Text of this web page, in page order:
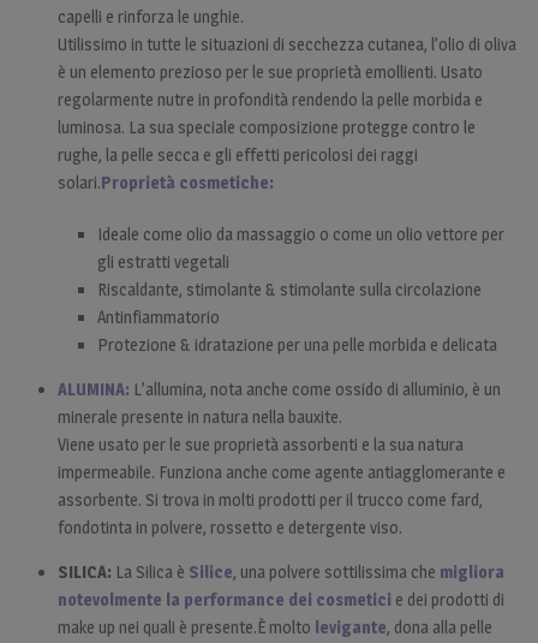
capelli e rinforza le unghie.
Utilissimo in tutte le situazioni di secchezza cutanea, l’olio di oliva
è un elemento prezioso per le sue proprietà emollienti. Usato
regolarmente nutre in profondità rendendo la pelle morbida e
luminosa. La sua speciale composizione protegge contro le
rughe, la pelle secca e gli effetti pericolosi dei raggi
solari.Proprietà cosmetiche:
Ideale come olio da massaggio o come un olio vettore per
gli estratti vegetali
Riscaldante, stimolante & stimolante sulla circolazione
Antinfiammatorio
Protezione & idratazione per una pelle morbida e delicata
ALUMINA: L’allumina, nota anche come ossido di alluminio, è un
minerale presente in natura nella bauxite.
Viene usato per le sue proprietà assorbenti e la sua natura
impermeabile. Funziona anche come agente antiagglomerante e
assorbente. Si trova in molti prodotti per il trucco come fard,
fondotinta in polvere, rossetto e detergente viso.
SILICA: La Silica è Silice, una polvere sottilissima che migliora
notevolmente la performance dei cosmetici e dei prodotti di
make up nei quali è presente.È molto levigante, dona alla pelle